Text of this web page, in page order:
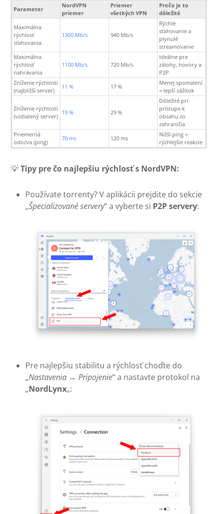
Parameter
NordVPN
priemer
Priemer
všetkých VPN
Prečo je to
dôležité
Maximálna
rýchlosť
sťahovania
1300 Mb/s 940 Mb/s
Rýchle
sťahovanie a
plynulé
streamovanie
Maximálna
rýchlosť
nahrávania
1100 Mb/s 720 Mb/s
Ideálne pre
zálohy, hovory a
P2P
Zníženie rýchlosti
(najbližší server)
11 % 17 %
Menej spomalení
= lepší zážitok
Zníženie rýchlosti
(vzdialený server)
19 % 29 %
Dôležité pri
prístupe k
obsahu zo
zahraničia
Priemerná
odozva (ping)
70 ms 120 ms
Nižší ping =
rýchlejšie reakcie
💡Tipy pre čo najlepšiu rýchlosť s NordVPN:
Používate torrenty? V aplikácii prejdite do sekcie
„Špecializované servery“ a vyberte si P2P servery:
Pre najlepšiu stabilitu a rýchlosť choďte do
„Nastavenia →Pripojenie“ a nastavte protokol na
„NordLynx„: